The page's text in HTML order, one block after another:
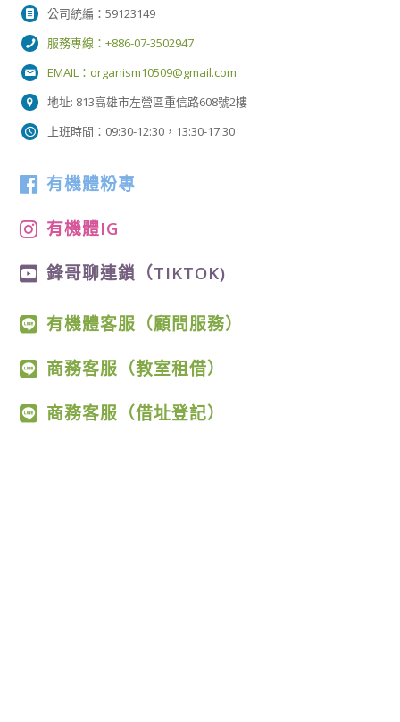
公司統編：59123149
服務專線：+886-07-3502947
EMAIL： organism10509@gmail.com
地址: 813高雄市左營區重信路608號2樓
上班時間：09:30-12:30，13:30-17:30
有機體粉專
有機體IG
鋒哥聊連鎖（TIKTOK)
有機體客服（顧問服務）
商務客服（教室租借）
商務客服（借址登記）